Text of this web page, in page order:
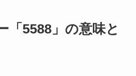
「5588」の意味と